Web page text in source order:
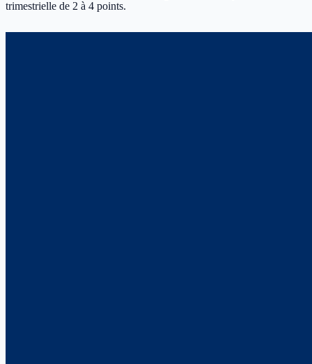
trimestrielle de 2 à 4 points.